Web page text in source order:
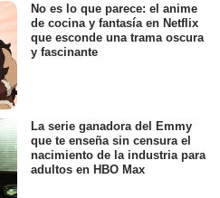
No es lo que parece: el anime
de cocina y fantasía en Netflix
que esconde una trama oscura
y fascinante
La serie ganadora del Emmy
que te enseña sin censura el
nacimiento de la industria para
adultos en HBO Max